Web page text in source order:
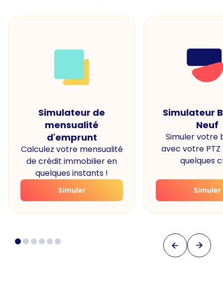
Simulateur de
mensualité
d'emprunt
Calculez votre mensualité
de crédit immobilier en
quelques instants !
Simuler
Simulateur
Neuf
Simuler votre
avec votre PTZ
quelques
Simuler